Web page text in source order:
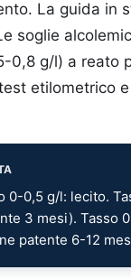
La guida in
soglie
0,8 g/l) a reato
etilometrico
0-0,5 g/l: lecito.
3 mesi). Tasso
patente 6-12